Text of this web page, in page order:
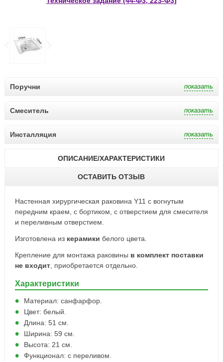
Поручни
Смеситель
Инсталляция
ОПИСАНИЕ/ХАРАКТЕРИСТИКИ
ОСТАВИТЬ ОТЗЫВ
Настенная хирургическая раковина Y11 с вогнутым
передним краем, с бортиком, с отверстием для смесителя
и переливным отверстием.
Изготовлена из керамики белого цвета.
Крепление для монтажа раковины в комплект поставки
не входит, приобретается отдельно.
Характеристики
Материал: санфарфор.
Цвет: белый.
Длина: 51 см.
Ширина: 59 см.
Высота: 21 см.
Функционал: с переливом.